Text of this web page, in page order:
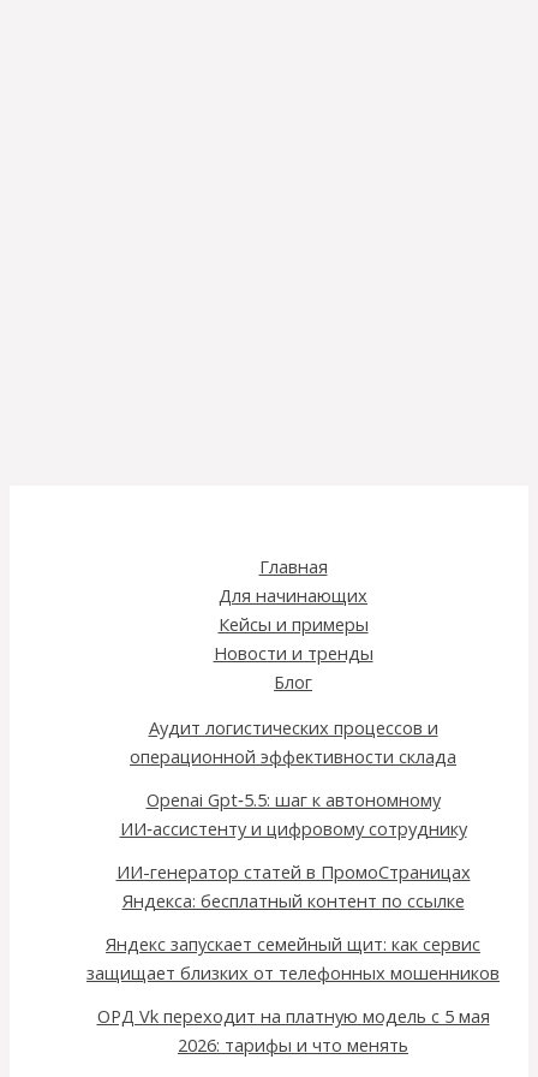
Главная
Для начинающих
Кейсы и примеры
Новости и тренды
Блог
Аудит логистических процессов и
операционной эффективности склада
Openai Gpt‑5.5: шаг к автономному
ИИ‑ассистенту и цифровому сотруднику
ИИ-генератор статей в ПромоСтраницах
Яндекса: бесплатный контент по ссылке
Яндекс запускает семейный щит: как сервис
защищает близких от телефонных мошенников
ОРД Vk переходит на платную модель с 5 мая
2026: тарифы и что менять